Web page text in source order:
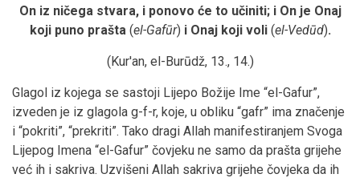
On iz ničega stvara, i ponovo će to učiniti; i On je Onaj
koji puno prašta (el-Gafūr)i Onaj koji voli (el-Vedūd).
(Kur'an, el-Burūdž, 13., 14.)
Glagol iz kojega se sastoji Lijepo Božije Ime “el-Gafur”,
izveden je iz glagola g-f-r, koje, u obliku “gafr” ima značenje
i “pokriti”, “prekriti”. Tako dragi Allah manifestiranjem Svoga
Lijepog Imena “el-Gafur” čovjeku ne samo da prašta grijehe
već ih i sakriva. Uzvišeni Allah sakriva grijehe čovjeka da ih